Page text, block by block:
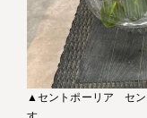
▲セントポーリア セン